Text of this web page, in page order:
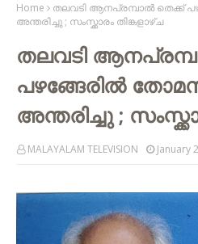
മാഗസിൻ പ്രകാശനം
Home
തലവടി ആനപ്രമ്പാൽ തെക്ക്
അന്തരിച്ചു ; സംസ്ക്കാരം തിങ്കളാഴ്‌ച
തലവടി
പഴങ്ങേരിൽ തോമസ്
അന്തരിച്ചു ;
MALAYALAM TELEVISION January